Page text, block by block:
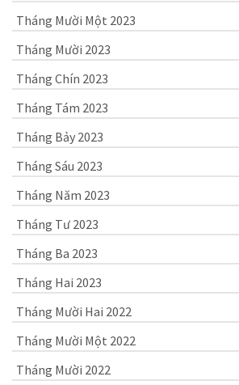
Tháng Mười Một 2023
Tháng Mười 2023
Tháng Chín 2023
Tháng Tám 2023
Tháng Bảy 2023
Tháng Sáu 2023
Tháng Năm 2023
Tháng Tư 2023
Tháng Ba 2023
Tháng Hai 2023
Tháng Mười Hai 2022
Tháng Mười Một 2022
Tháng Mười 2022